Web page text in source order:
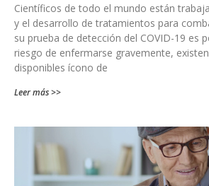
Científicos de todo el mundo están
y el desarrollo de tratamientos para
su prueba de detección del COVID-19 es
riesgo de enfermarse gravemente,
disponibles ícono de
Leer más >>